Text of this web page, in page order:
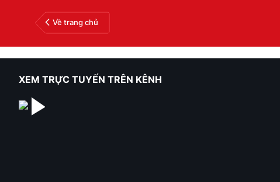
Về trang chủ
XEM TRỰC TUYẾN TRÊN KÊNH